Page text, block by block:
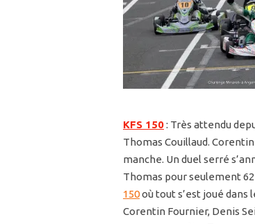
KFS 150: Très attendu
Thomas Couillaud.
manche. Un duel serré
Thomas pour seulement
150où tout s’est joué dans
Corentin Fournier, Denis